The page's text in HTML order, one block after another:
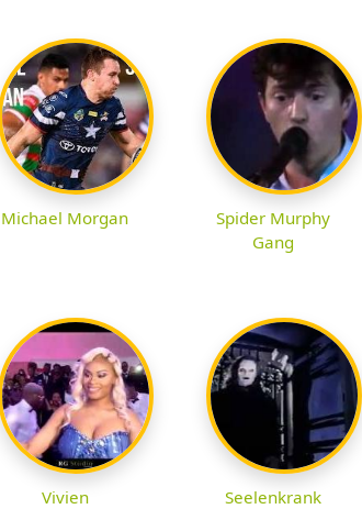
Michael Morgan
Spider Murphy
Gang
Vivien Seelenkrank